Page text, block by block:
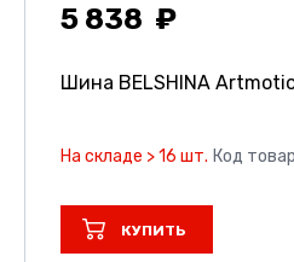
5 838
Шина BELSHINA
На складе > 16 шт. Код
КУПИТЬ